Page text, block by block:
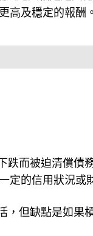
是大幅超越其
而被迫清償債
但缺點是如果